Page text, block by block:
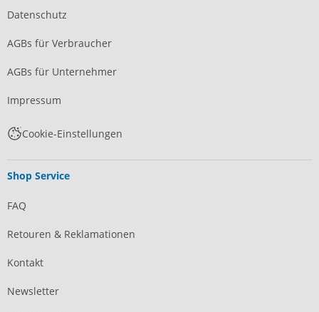
Datenschutz
AGBs für Verbraucher
AGBs für Unternehmer
Impressum
Cookie-Einstellungen
Shop Service
FAQ
Retouren & Reklamationen
Kontakt
Newsletter